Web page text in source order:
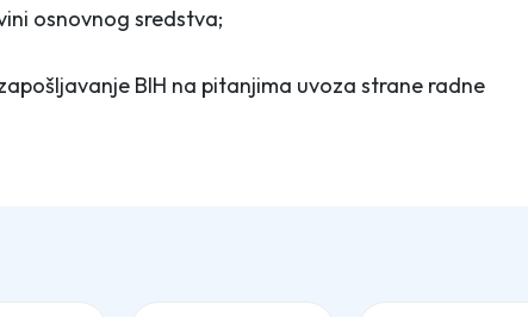
osnovnog sredstva;
BIH na pitanjima uvoza strane radne